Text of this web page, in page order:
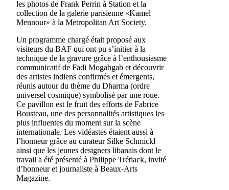
les photos de Frank Perrin à Station et la
collection de la galerie parisienne «Kamel
Mennour» à la Metropolitan Art Society.
Un programme chargé était proposé aux
visiteurs du BAF qui ont pu s’initier à la
technique de la gravure grâce à l’enthousiasme
communicatif de Fadi Mogabgab et découvrir
des artistes indiens confirmés et émergents,
réunis autour du thème du Dharma (ordre
universel cosmique) symbolisé par une roue.
Ce pavillon est le fruit des efforts de Fabrice
Bousteau, une des personnalités artistiques les
plus influentes du moment sur la scène
internationale. Les vidéastes étaient aussi à
l’honneur grâce au curateur Silke Schmickl
ainsi que les jeunes designers libanais dont le
travail a été présenté à Philippe Trétiack, invité
d’honneur et journaliste à Beaux-Arts
Magazine.